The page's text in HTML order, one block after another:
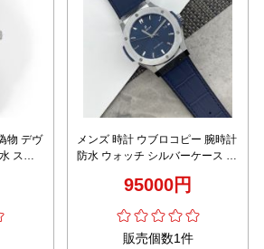
物 デヴ
スチ
メンズ 時計 ウブロコピー 腕時計
防水 ウォッチ シルバーケース 紳
95000円
販売個数1件